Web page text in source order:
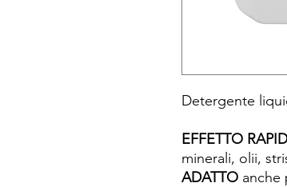
Detergente
EFFETTO
minerali, olii,
ADATTO anche